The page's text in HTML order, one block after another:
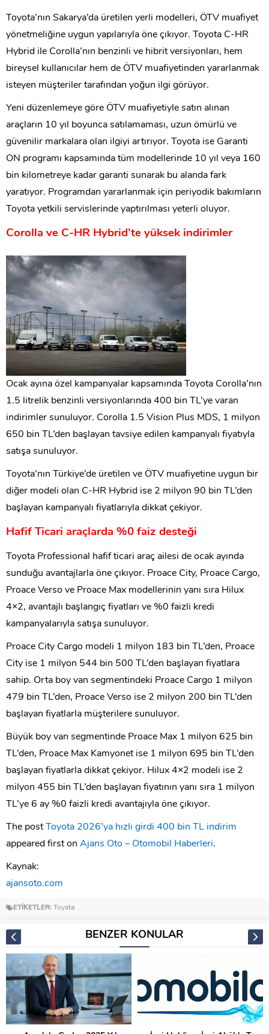
Toyota’nın Sakarya’da üretilen yerli modelleri, ÖTV muafiyet
yönetmeliğine uygun yapılarıyla öne çıkıyor. Toyota C-HR
Hybrid ile Corolla’nın benzinli ve hibrit versiyonları, hem
bireysel kullanıcılar hem de ÖTV muafiyetinden yararlanmak
isteyen müşteriler tarafından yoğun ilgi görüyor.
Yeni düzenlemeye göre ÖTV muafiyetiyle satın alınan
araçların 10 yıl boyunca satılamaması, uzun ömürlü ve
güvenilir markalara olan ilgiyi artırıyor. Toyota ise Garanti
ON programı kapsamında tüm modellerinde 10 yıl veya 160
bin kilometreye kadar garanti sunarak bu alanda fark
yaratıyor. Programdan yararlanmak için periyodik bakımların
Toyota yetkili servislerinde yaptırılması yeterli oluyor.
Corolla ve C-HR Hybrid’te yüksek indirimler
Ocak ayına özel kampanyalar kapsamında Toyota Corolla’nın
1.5 litrelik benzinli versiyonlarında 400 bin TL’ye varan
indirimler sunuluyor. Corolla 1.5 Vision Plus MDS, 1 milyon
650 bin TL’den başlayan tavsiye edilen kampanyalı fiyatıyla
satışa sunuluyor.
Toyota’nın Türkiye’de üretilen ve ÖTV muafiyetine uygun bir
diğer modeli olan C-HR Hybrid ise 2 milyon 90 bin TL’den
başlayan kampanyalı fiyatlarıyla dikkat çekiyor.
Hafif Ticari araçlarda %0 faiz desteği
Toyota Professional hafif ticari araç ailesi de ocak ayında
sunduğu avantajlarla öne çıkıyor. Proace City, Proace Cargo,
Proace Verso ve Proace Max modellerinin yanı sıra Hilux
4×2, avantajlı başlangıç fiyatları ve %0 faizli kredi
kampanyalarıyla satışa sunuluyor.
Proace City Cargo modeli 1 milyon 183 bin TL’den, Proace
City ise 1 milyon 544 bin 500 TL’den başlayan fiyatlara
sahip. Orta boy van segmentindeki Proace Cargo 1 milyon
479 bin TL’den, Proace Verso ise 2 milyon 200 bin TL’den
başlayan fiyatlarla müşterilere sunuluyor.
Büyük boy van segmentinde Proace Max 1 milyon 625 bin
TL’den, Proace Max Kamyonet ise 1 milyon 695 bin TL’den
başlayan fiyatlarla dikkat çekiyor. Hilux 4×2 modeli ise 2
milyon 455 bin TL’den başlayan fiyatının yanı sıra 1 milyon
TL’ye 6 ay %0 faizli kredi avantajıyla öne çıkıyor.
The post Toyota 2026’ya hızlı girdi 400 bin TL indirim
appeared first on Ajans Oto – Otomobil Haberleri.
Kaynak:
ajansoto.com
ETİKETLER: Toyata
BENZER KONULAR